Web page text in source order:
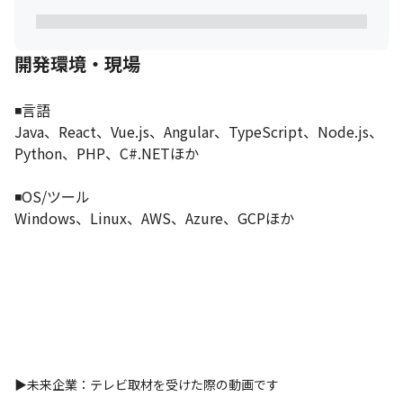
開発環境・現場
◾️言語
Java、React、Vue.js、Angular、TypeScript、Node.js、
Python、PHP、C#.NETほか
◾️OS/ツール
Windows、Linux、AWS、Azure、GCPほか
▶未来企業：テレビ取材を受けた際の動画です